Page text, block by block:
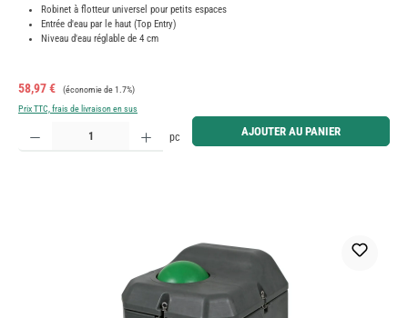
Robinet à flotteur universel pour petits espaces
Entrée d'eau par le haut (Top Entry)
Niveau d'eau réglable de 4 cm
Prix de vente :
58,97 € Prix régulier :
(économie de 1.7%)
Prix TTC, frais de livraison en sus
Quantité de produit : Entrez la quantité souhaitée ou utilisez les boutons pour augmenter ou
pc AJOUTER AU PANIER